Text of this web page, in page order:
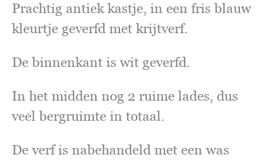
Prachtig antiek kastje, in een fris blauw
kleurtje geverfd met krijtverf.
De binnenkant is wit geverfd.
In het midden nog 2 ruime lades, dus
veel bergruimte in totaal.
De verf is nabehandeld met een was